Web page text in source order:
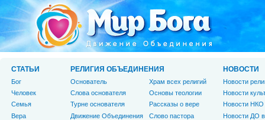
СТАТЬИ
Бог
Человек
Cемья
Вера
РЕЛИГИЯ ОБЪЕДИНЕНИЯ
Основатель
Слова основателя
Турне основателя
Движение Объединения
Храм всех религий
Основы теологии
Рассказы о вере
Слово пастора
НОВОСТИ
Новости
Новости
Новости НКО
Новости ДО